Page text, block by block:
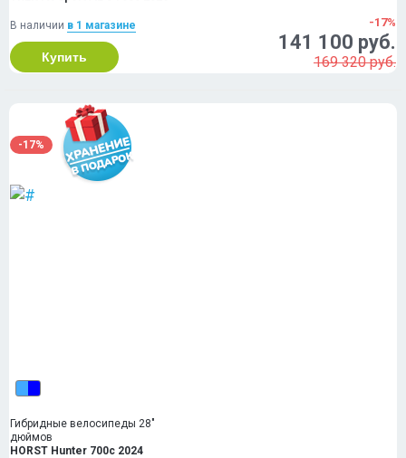
В наличии в 1 магазинe
Купить
-17%
141 100 руб.
169 320 руб.
-17%
Гибридные велосипеды 28"
дюймов
HORST Hunter 700c 2024